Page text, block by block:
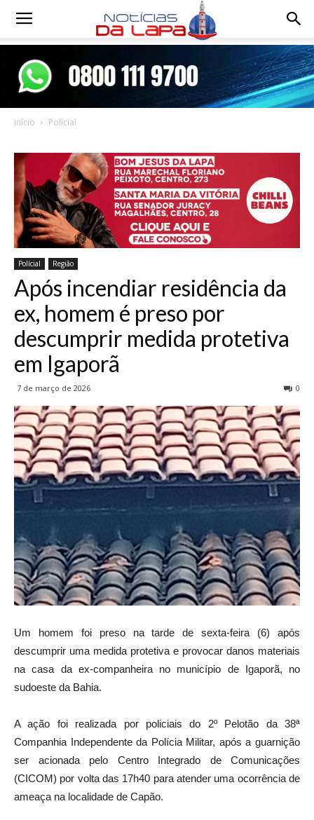
Notícias
Início Polícial
Polícial Região
Após incendiar residência da
ex, homem é preso por
descumprir medida protetiva
em Igaporã
7 de março de 2026 0
Um homem foi preso na tarde de sexta-feira (6) após
descumprir uma medida protetiva e provocar danos materiais
na casa da ex-companheira no município de Igaporã, no
sudoeste da Bahia.
A ação foi realizada por policiais do 2º Pelotão da 38ª
Companhia Independente da Polícia Militar, após a guarnição
ser acionada pelo Centro Integrado de Comunicações
(CICOM) por volta das 17h40 para atender uma ocorrência de
ameaça na localidade de Capão.